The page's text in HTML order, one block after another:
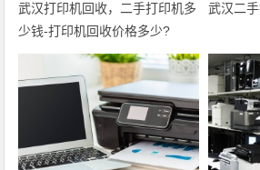
武汉打印机回收，二手打印机多
少钱-打印机回收价格多少?
武汉二